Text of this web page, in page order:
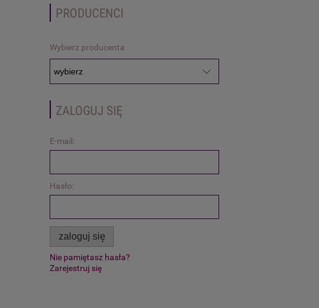
PRODUCENCI
Wybierz producenta
ZALOGUJ SIĘ
E-mail:
Hasło:
zaloguj się
Nie pamiętasz hasła?
Zarejestruj się